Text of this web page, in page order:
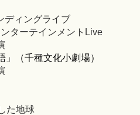
ディングライブ
ターテインメントLive
（千種文化小劇場）
た地球